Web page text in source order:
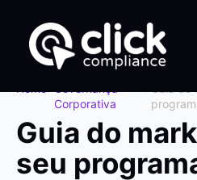
Corporativa
Guia do
seu